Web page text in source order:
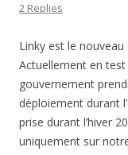
2 Replies
Linky est le nouveau
Actuellement en
gouvernement
déploiement durant
prise durant l’hiver
uniquement sur